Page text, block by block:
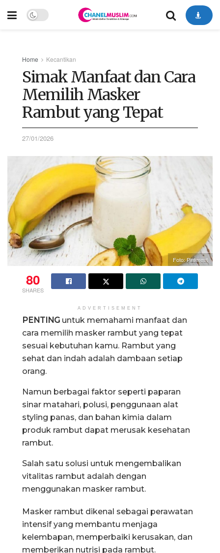
Home Kecantikan
Simak Manfaat dan Cara
Memilih Masker
Rambut yang Tepat
27/01/2026
Foto: Pinterest
80
SHARES
ADVERTISEMENT
PENTING untuk memahami manfaat dan
cara memilih masker rambut yang tepat
sesuai kebutuhan kamu. Rambut yang
sehat dan indah adalah dambaan setiap
orang.
Namun berbagai faktor seperti paparan
sinar matahari, polusi, penggunaan alat
styling panas, dan bahan kimia dalam
produk rambut dapat merusak kesehatan
rambut.
Salah satu solusi untuk mengembalikan
vitalitas rambut adalah dengan
menggunakan masker rambut.
Masker rambut dikenal sebagai perawatan
intensif yang membantu menjaga
kelembapan, memperbaiki kerusakan, dan
memberikan nutrisi pada rambut.